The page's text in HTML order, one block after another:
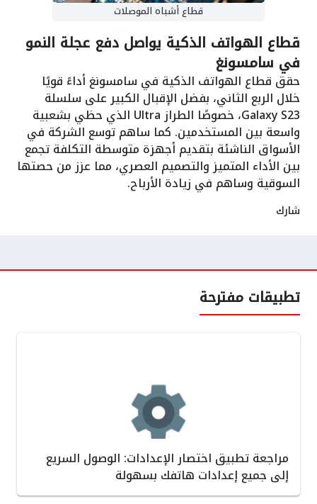
قطاع أشباه الموصلات
قطاع الهواتف الذكية يواصل دفع عجلة النمو
في سامسونغ
حقق قطاع الهواتف الذكية في سامسونغ أداءً قويًا
خلال الربع الثاني، بفضل الإقبال الكبير على سلسلة
Galaxy S23، خصوصًا الطراز Ultra الذي حظي بشعبية
واسعة بين المستخدمين. كما ساهم توسع الشركة في
الأسواق الناشئة بتقديم أجهزة متوسطة التكلفة تجمع
بين الأداء المتميز والتصميم العصري، مما عزز من حصتها
السوقية وساهم في زيادة الأرباح.
شارك
تطبيقات مفترحة
مراجعة تطبيق اختصار الإعدادات: الوصول السريع
إلى جميع إعدادات هاتفك بسهولة